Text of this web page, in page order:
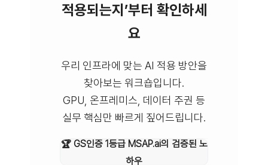
적용되는지’부터 확인하세
요
우리 인프라에 맞는 AI 적용 방안을
찾아보는 워크숍입니다.
GPU, 온프레미스, 데이터 주권 등
실무 핵심만 빠르게 짚어드립니다.
🏆 GS인증 1등급 MSAP.ai의 검증된 노
하우